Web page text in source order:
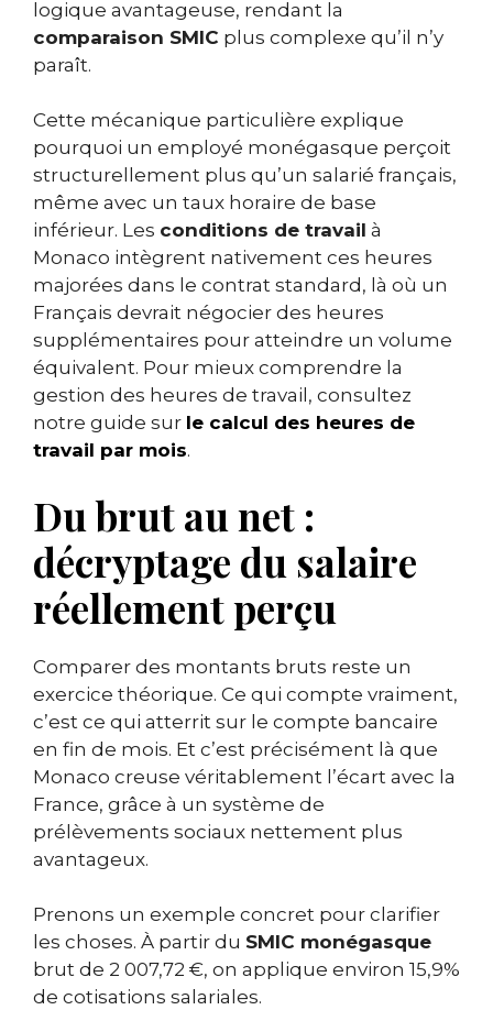
logique avantageuse, rendant la
comparaison SMIC plus complexe qu’il n’y
paraît.
Cette mécanique particulière explique
pourquoi un employé monégasque perçoit
structurellement plus qu’un salarié français,
même avec un taux horaire de base
inférieur. Les conditions de travail à
Monaco intègrent nativement ces heures
majorées dans le contrat standard, là où un
Français devrait négocier des heures
supplémentaires pour atteindre un volume
équivalent. Pour mieux comprendre la
gestion des heures de travail, consultez
notre guide sur le calcul des heures de
travail par mois.
Du brut au net :
décryptage du salaire
réellement perçu
Comparer des montants bruts reste un
exercice théorique. Ce qui compte vraiment,
c’est ce qui atterrit sur le compte bancaire
en fin de mois. Et c’est précisément là que
Monaco creuse véritablement l’écart avec la
France, grâce à un système de
prélèvements sociaux nettement plus
avantageux.
Prenons un exemple concret pour clarifier
les choses. À partir du SMIC monégasque
brut de 2 007,72 €, on applique environ 15,9%
de cotisations salariales.